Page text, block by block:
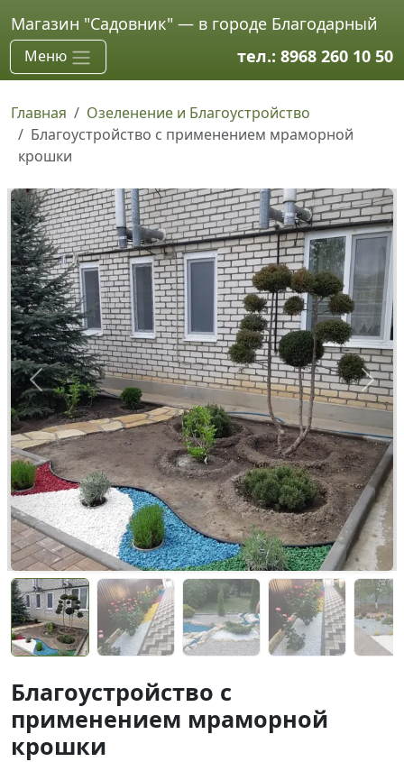
Магазин "Садовник" — в городе Благодарный
Меню тел.: 8968 260 10 50
Главная
Озеленение и Благоустройство
Благоустройство с применением мраморной
крошки
Благоустройство с
применением мраморной
крошки